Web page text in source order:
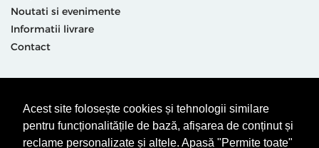
Acest site folosește cookies și tehnologii similare
pentru funcționalitățile de bază, afișarea de conținut și
reclame personalizate și altele. Apasă "Permite toate"
Noutati si evenimente
Informatii livrare
Contact